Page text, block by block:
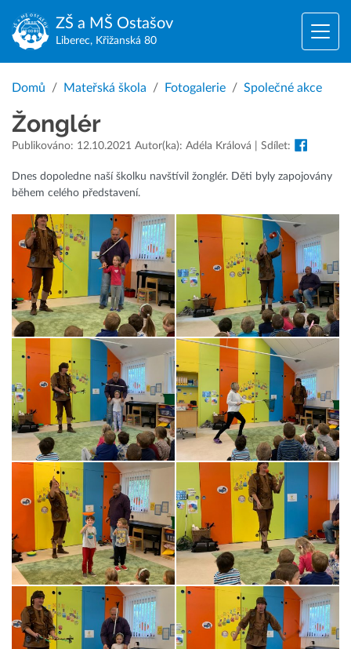
ZŠ a MŠ Ostašov
Liberec, Křižanská 80
Domů Mateřská škola Fotogalerie Společné akce
Žonglér
Publikováno: 12.10.2021 Autor(ka): Adéla Králová | Sdílet:
Dnes dopoledne naší školku navštívil žonglér. Děti byly zapojovány
během celého představení.